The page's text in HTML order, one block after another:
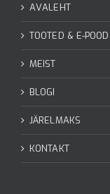
AVALEHT
TOOTED & E-POOD
MEIST
BLOGI
JÄRELMAKS
KONTAKT